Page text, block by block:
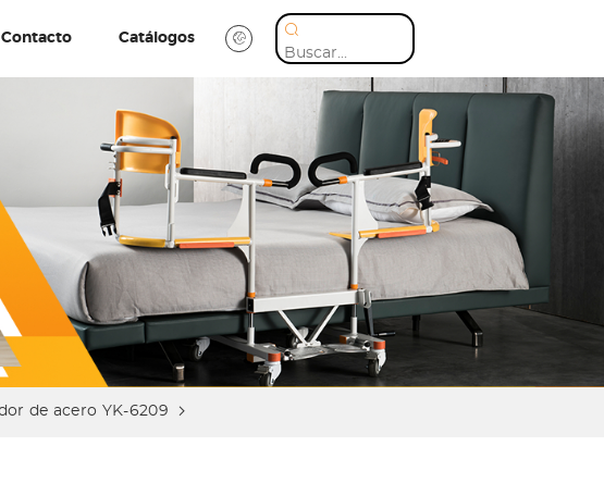
Contacto Catálogos
de acero YK-6209